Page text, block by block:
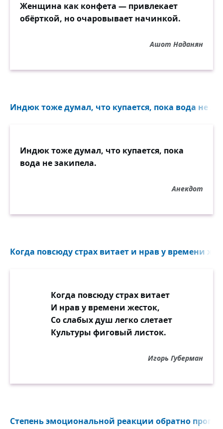
Женщина как конфета — привлекает
обёрткой, но очаровывает начинкой.
Ашот Наданян
Индюк тоже думал, что купается, пока вода не
Индюк тоже думал, что купается, пока
вода не закипела.
Анекдот
Когда повсюду страх витает и нрав у времени
Когда повсюду страх витает
И нрав у времени жесток,
Со слабых душ легко слетает
Культуры фиговый листок.
Игорь Губерман
Степень эмоциональной реакции обратно